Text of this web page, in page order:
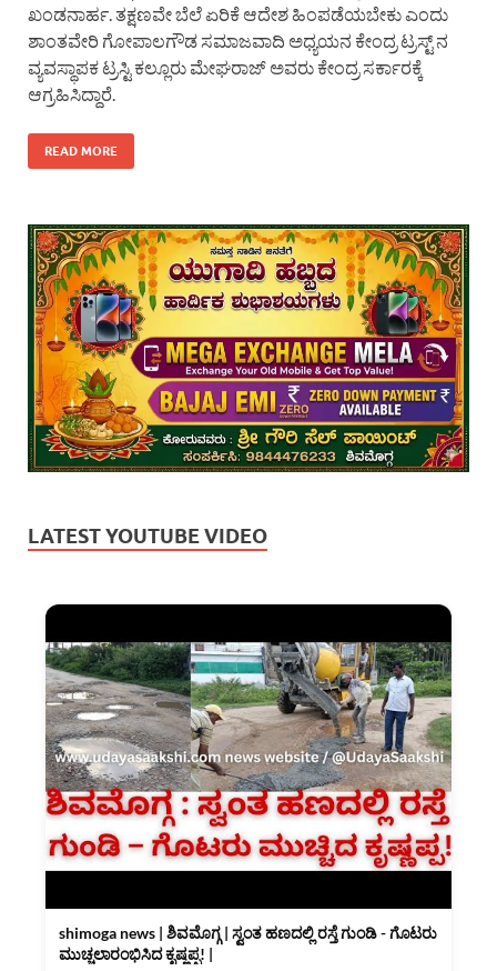
ಖಂಡನಾರ್ಹ. ತಕ್ಷಣವೇ ಬೆಲೆ ಏರಿಕೆ ಆದೇಶ ಹಿಂಪಡೆಯಬೇಕು ಎಂದು
ಶಾಂತವೇರಿ ಗೋಪಾಲಗೌಡ ಸಮಾಜವಾದಿ ಅಧ್ಯಯನ ಕೇಂದ್ರ ಟ್ರಸ್ಟ್ ನ
ವ್ಯವಸ್ಥಾಪಕ ಟ್ರಸ್ಟಿ ಕಲ್ಲೂರು ಮೇಘರಾಜ್ ಅವರು ಕೇಂದ್ರ ಸರ್ಕಾರಕ್ಕೆ
ಆಗ್ರಹಿಸಿದ್ದಾರೆ.
READ MORE
LATEST YOUTUBE VIDEO
shimoga news | ಶಿವಮೊಗ್ಗ | ಸ್ವಂತ ಹಣದಲ್ಲಿ ರಸ್ತೆ ಗುಂಡಿ - ಗೊಟರು
ಮುಚ್ಚಲಾರಂಭಿಸಿದ ಕೃಷ್ಣಪ್ಪ! |